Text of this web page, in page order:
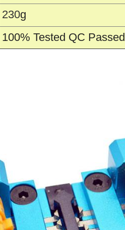
230g
100% Tested QC Passed